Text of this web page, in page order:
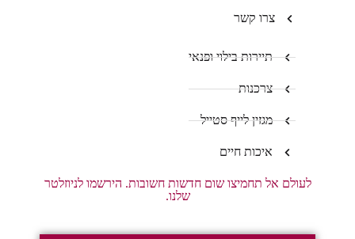
צרו קשר
תיירות בילוי ופנאי
צרכנות
מגזין לייף סטייל
איכות חיים
לעולם אל תחמיצו שום חדשות חשובות. הירשמו לניוזלטר
שלנו.